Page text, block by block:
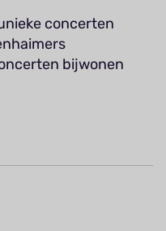
concerten
bijwonen